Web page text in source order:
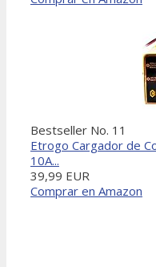
Bestseller No. 11
Etrogo Cargador de
10A...
39,99 EUR
Comprar en Amazon